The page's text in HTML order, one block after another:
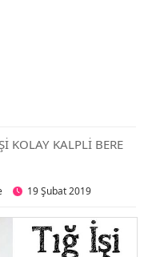
KOLAY KALPLİ BERE
19 Şubat 2019